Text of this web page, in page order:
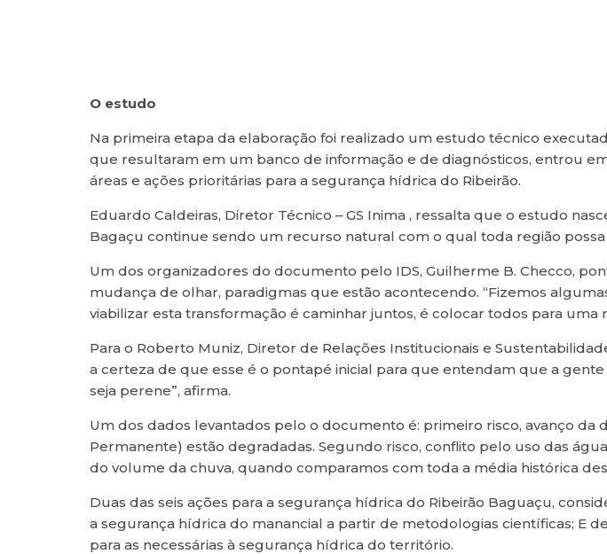
O estudo
Na primeira etapa da elaboração foi realizado um estudo técnico
que resultaram em um banco de informação e de diagnósticos, entrou
áreas e ações prioritárias para a segurança hídrica do Ribeirão.
Eduardo Caldeiras, Diretor Técnico – GS Inima , ressalta que o estudo
Bagaçu continue sendo um recurso natural com o qual toda região possa
Um dos organizadores do documento pelo IDS, Guilherme B. Checco,
mudança de olhar, paradigmas que estão acontecendo. “Fizemos
viabilizar esta transformação é caminhar juntos, é colocar todos para uma
Para o Roberto Muniz, Diretor de Relações Institucionais e
a certeza de que esse é o pontapé inicial para que entendam que a
seja perene”, afirma.
Um dos dados levantados pelo o documento é: primeiro risco, avanço da
Permanente) estão degradadas. Segundo risco, conflito pelo uso das
do volume da chuva, quando comparamos com toda a média histórica
Duas das seis ações para a segurança hídrica do Ribeirão Baguaçu,
a segurança hídrica do manancial a partir de metodologias científicas; E
para as necessárias à segurança hídrica do território.